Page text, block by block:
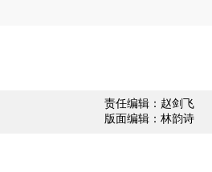
责任编辑：赵剑飞
版面编辑：林韵诗